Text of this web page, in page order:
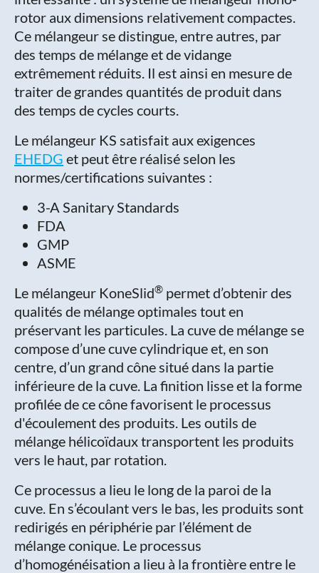
rotor aux dimensions relativement compactes.
Ce mélangeur se distingue, entre autres, par
des temps de mélange et de vidange
extrêmement réduits. Il est ainsi en mesure de
traiter de grandes quantités de produit dans
des temps de cycles courts.
Le mélangeur KS satisfait aux exigences
EHEDG et peut être réalisé selon les
normes/certifications suivantes :
3-A Sanitary Standards
FDA
GMP
ASME
Le mélangeur KoneSlid® permet d’obtenir des
qualités de mélange optimales tout en
préservant les particules. La cuve de mélange se
compose d’une cuve cylindrique et, en son
centre, d’un grand cône situé dans la partie
inférieure de la cuve. La finition lisse et la forme
profilée de ce cône favorisent le processus
d'écoulement des produits. Les outils de
mélange hélicoïdaux transportent les produits
vers le haut, par rotation.
Ce processus a lieu le long de la paroi de la
cuve. En s’écoulant vers le bas, les produits sont
redirigés en périphérie par l’élément de
mélange conique. Le processus
d’homogénéisation a lieu à la frontière entre le